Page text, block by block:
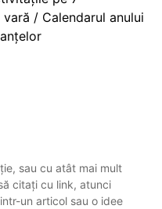
/ Calendarul anului
sau cu atât mai mult
citați cu link, atunci
un articol sau o idee